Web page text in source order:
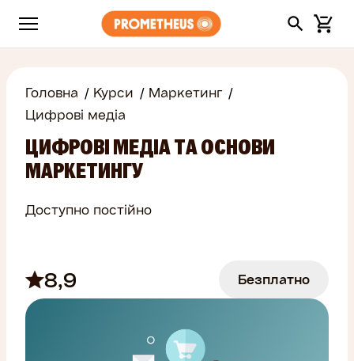
Головна Курси
Маркетинг
Цифрові медіа
ЦИФРОВІ МЕДІА ТА ОСНОВИ
МАРКЕТИНГУ
Доступно постійно
8,9 Безплатно